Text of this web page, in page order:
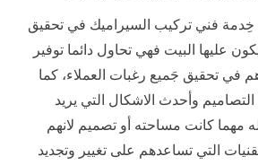
خِدمة فني تركيب السيراميك في تحقيق
عليها البيت فهي تحاول دائما توفير
في تحقيق جَميع رغبات العملاء، كما
وأحدث الاشكال التي يريد
مهما كانت مساحته أو تصميم لانهم
التي تساعدهم على تغيير وتجديد